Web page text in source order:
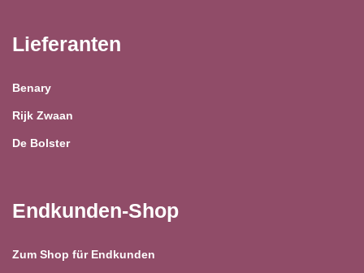
Lieferanten
Benary
Rijk Zwaan
De Bolster
Endkunden-Shop
Zum Shop für Endkunden